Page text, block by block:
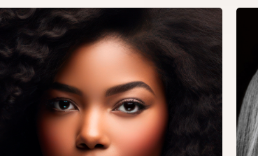
Ботулинический
токсин